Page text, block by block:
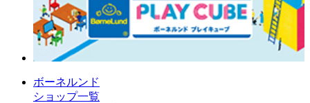
ボーネルンド
ショップ一覧